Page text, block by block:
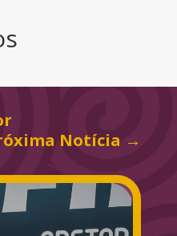
Notícia →